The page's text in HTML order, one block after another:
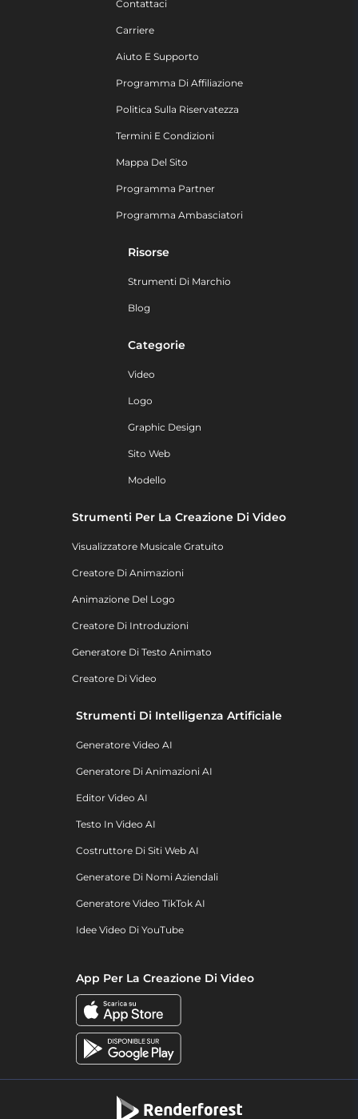
Contattaci
Carriere
Aiuto E Supporto
Programma Di Affiliazione
Politica Sulla Riservatezza
Termini E Condizioni
Mappa Del Sito
Programma Partner
Programma Ambasciatori
Risorse
Strumenti Di Marchio
Blog
Categorie
Video
Logo
Graphic Design
Sito Web
Modello
Strumenti Per La Creazione Di Video
Visualizzatore Musicale Gratuito
Creatore Di Animazioni
Animazione Del Logo
Creatore Di Introduzioni
Generatore Di Testo Animato
Creatore Di Video
Strumenti Di Intelligenza Artificiale
Generatore Video AI
Generatore Di Animazioni AI
Editor Video AI
Testo In Video AI
Costruttore Di Siti Web AI
Generatore Di Nomi Aziendali
Generatore Video TikTok AI
Idee Video Di YouTube
App Per La Creazione Di Video